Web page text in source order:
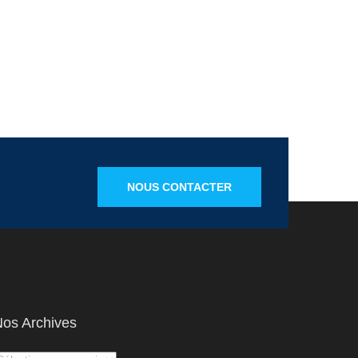
NOUS CONTACTER
Archives